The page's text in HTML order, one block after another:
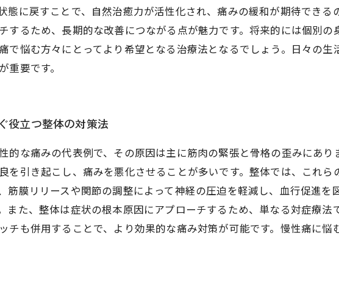
態に戻すことで、自然治癒力が活性化され、痛みの緩和が期待でき
するため、長期的な改善につながる点が魅力です。将来的には個別
で悩む方々にとってより希望となる治療法となるでしょう。日々の
要です。
役立つ整体の対策法
的な痛みの代表例で、その原因は主に筋肉の緊張と骨格の歪みにあり
を引き起こし、痛みを悪化させることが多いです。整体では、これ
筋膜リリースや関節の調整によって神経の圧迫を軽減し、血行促進を
また、整体は症状の根本原因にアプローチするため、単なる対症療法
チも併用することで、より効果的な痛み対策が可能です。慢性痛に